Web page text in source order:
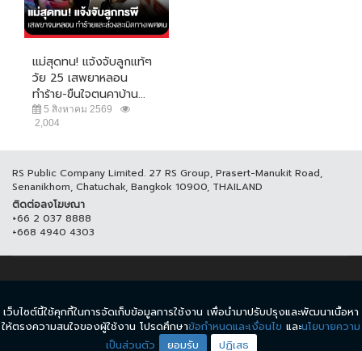
แม่สุดทน! แจ้งจับลูกแท้ๆ
วัย 25 เสพยาหลอน
ทำร้าย-ขืนใจตนคาบ้าน...
5 สิงหาคม 2569
2,004
RS Public Company Limited. 27 RS Group, Prasert-Manukit Road,
Senanikhom, Chatuchak, Bangkok 10900, THAILAND
ติดต่อลงโฆษณา
+66 2 037 8888
+668 4940 4303
© COPYRIGHT 2017 THAICH8.COM, ALL RIGHT RESERVED.
ข้อกำหนดและเงื่อนไข นโยบายความเป็นส่วนตัว
เว็บไซต์นี้ใช้คุกกี้ในการจัดเก็บข้อมูลการใช้งาน เพื่อนำมาปรับปรุงและพัฒนาเนื้อหา
ให้ตรงความสนใจของผู้ใช้งาน โปรดศึกษาข้อกำหนดและเงื่อนไข และนโยบายความ
เป็นส่วนตัว
ยอมรับ ปฏิเสธ